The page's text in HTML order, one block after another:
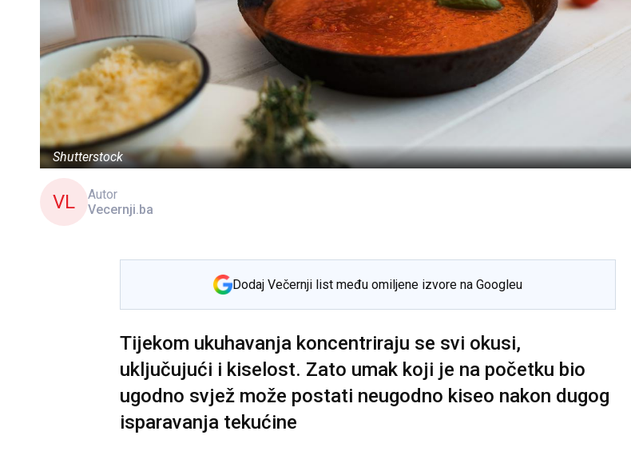
Shutterstock
VL
Autor
Vecernji.ba
Dodaj Večernji list među omiljene izvore na Googleu
Tijekom ukuhavanja koncentriraju se svi okusi,
uključujući i kiselost. Zato umak koji je na početku bio
ugodno svjež može postati neugodno kiseo nakon dugog
isparavanja tekućine